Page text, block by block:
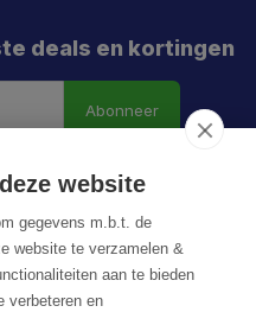
deals en kortingen
Abonneer
website
gegevens m.b.t. de
website te verzamelen &
aan te bieden
verbeteren en